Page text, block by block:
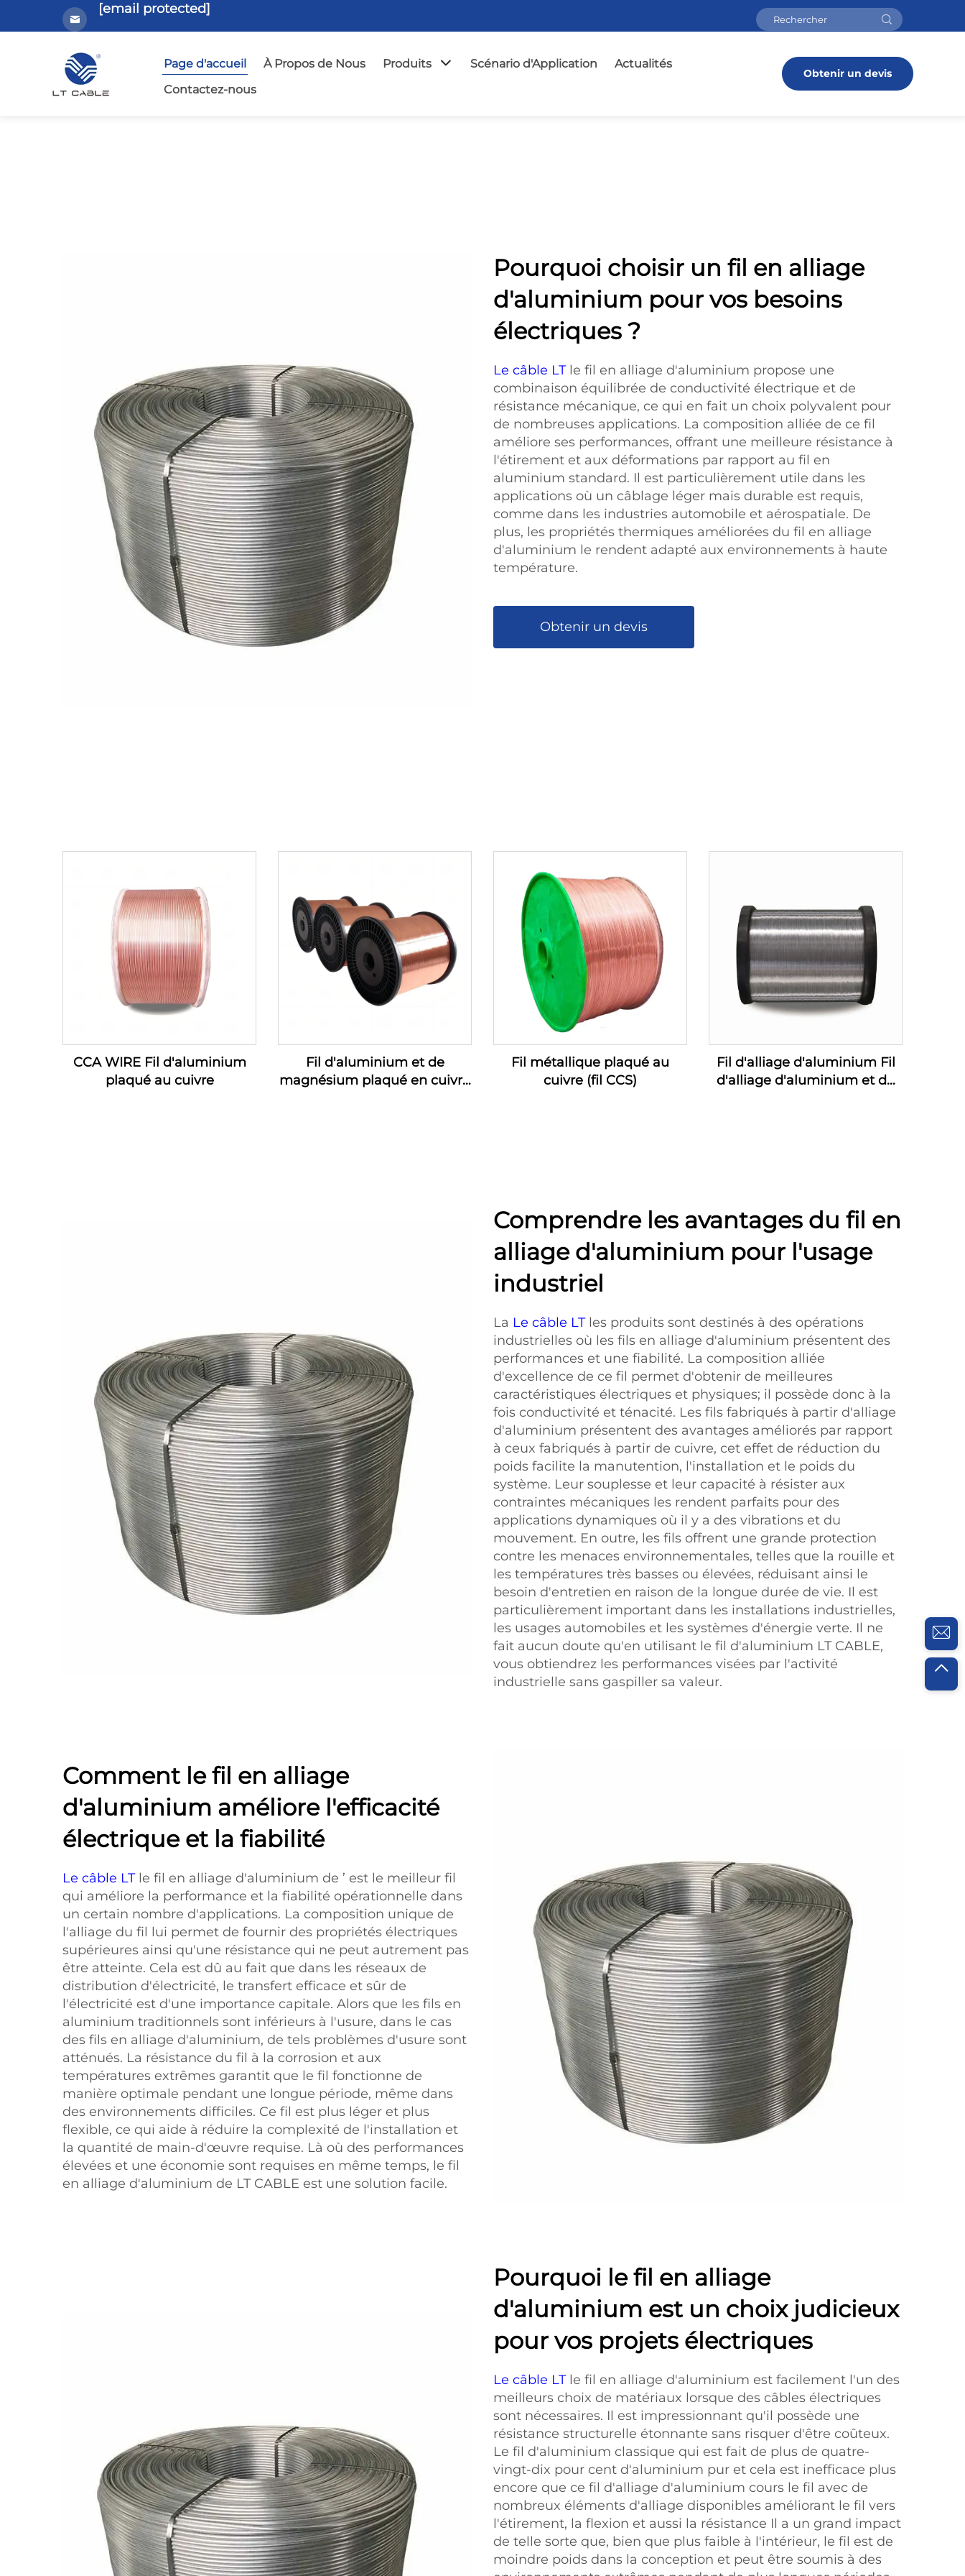
[email protected]
Page d'accueil À Propos de Nous Produits Scénario d'Application
Actualités
Contactez-nous
Obtenir un devis
Pourquoi choisir un fil en alliage
d'aluminium pour vos besoins
électriques ?
Le câble LT le fil en alliage d'aluminium propose une
combinaison équilibrée de conductivité électrique et de
résistance mécanique, ce qui en fait un choix polyvalent pour
de nombreuses applications. La composition alliée de ce fil
améliore ses performances, offrant une meilleure résistance à
l'étirement et aux déformations par rapport au fil en
aluminium standard. Il est particulièrement utile dans les
applications où un câblage léger mais durable est requis,
comme dans les industries automobile et aérospatiale. De
plus, les propriétés thermiques améliorées du fil en alliage
d'aluminium le rendent adapté aux environnements à haute
température.
Obtenir un devis
CCA WIRE Fil d'aluminium
plaqué au cuivre
Fil d'aluminium et de
magnésium plaqué en cuivre
Fil métallique plaqué au
cuivre (fil CCS)
Fil d'alliage d'aluminium Fil
d'alliage d'aluminium et de
Comprendre les avantages du fil en
alliage d'aluminium pour l'usage
industriel
La Le câble LT les produits sont destinés à des opérations
industrielles où les fils en alliage d'aluminium présentent des
performances et une fiabilité. La composition alliée
d'excellence de ce fil permet d'obtenir de meilleures
caractéristiques électriques et physiques; il possède donc à la
fois conductivité et ténacité. Les fils fabriqués à partir d'alliage
d'aluminium présentent des avantages améliorés par rapport
à ceux fabriqués à partir de cuivre, cet effet de réduction du
poids facilite la manutention, l'installation et le poids du
système. Leur souplesse et leur capacité à résister aux
contraintes mécaniques les rendent parfaits pour des
applications dynamiques où il y a des vibrations et du
mouvement. En outre, les fils offrent une grande protection
contre les menaces environnementales, telles que la rouille et
les températures très basses ou élevées, réduisant ainsi le
besoin d'entretien en raison de la longue durée de vie. Il est
particulièrement important dans les installations industrielles,
les usages automobiles et les systèmes d'énergie verte. Il ne
fait aucun doute qu'en utilisant le fil d'aluminium LT CABLE,
vous obtiendrez les performances visées par l'activité
industrielle sans gaspiller sa valeur.
Comment le fil en alliage
d'aluminium améliore l'efficacité
électrique et la fiabilité
Le câble LT le fil en alliage d'aluminium de ’ est le meilleur fil
qui améliore la performance et la fiabilité opérationnelle dans
un certain nombre d'applications. La composition unique de
l'alliage du fil lui permet de fournir des propriétés électriques
supérieures ainsi qu'une résistance qui ne peut autrement pas
être atteinte. Cela est dû au fait que dans les réseaux de
distribution d'électricité, le transfert efficace et sûr de
l'électricité est d'une importance capitale. Alors que les fils en
aluminium traditionnels sont inférieurs à l'usure, dans le cas
des fils en alliage d'aluminium, de tels problèmes d'usure sont
atténués. La résistance du fil à la corrosion et aux
températures extrêmes garantit que le fil fonctionne de
manière optimale pendant une longue période, même dans
des environnements difficiles. Ce fil est plus léger et plus
flexible, ce qui aide à réduire la complexité de l'installation et
la quantité de main-d'œuvre requise. Là où des performances
élevées et une économie sont requises en même temps, le fil
en alliage d'aluminium de LT CABLE est une solution facile.
Pourquoi le fil en alliage
d'aluminium est un choix judicieux
pour vos projets électriques
Le câble LT le fil en alliage d'aluminium est facilement l'un des
meilleurs choix de matériaux lorsque des câbles électriques
sont nécessaires. Il est impressionnant qu'il possède une
résistance structurelle étonnante sans risquer d'être coûteux.
Le fil d'aluminium classique qui est fait de plus de quatre-
vingt-dix pour cent d'aluminium pur et cela est inefficace plus
encore que ce fil d'alliage d'aluminium cours le fil avec de
nombreux éléments d'alliage disponibles améliorant le fil vers
l'étirement, la flexion et aussi la résistance Il a un grand impact
de telle sorte que, bien que plus faible à l'intérieur, le fil est de
moindre poids dans la conception et peut être soumis à des